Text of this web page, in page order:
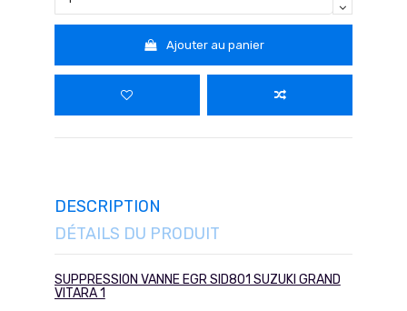
Ajouter au panier
DESCRIPTION
DÉTAILS DU PRODUIT
SUPPRESSION VANNE EGR SID801 SUZUKI GRAND
VITARA 1